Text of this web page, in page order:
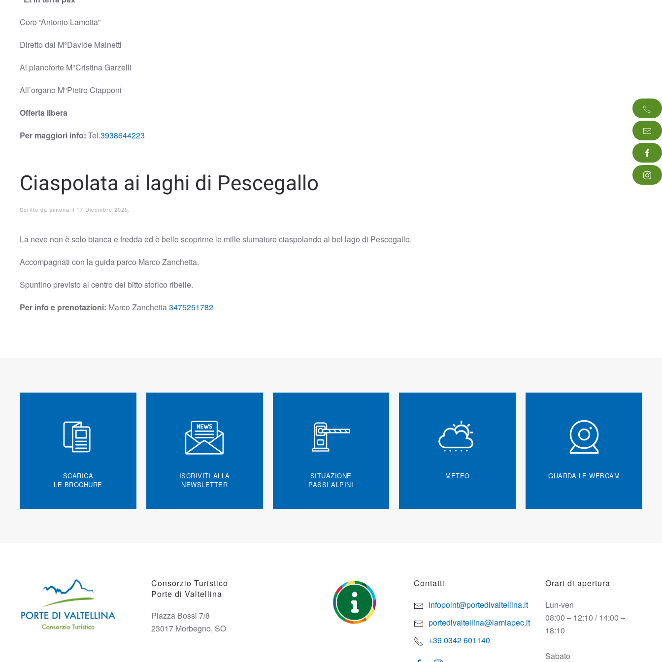
Coro “Antonio Lamotta”
Diretto dal M°Davide Mainetti
Al pianoforte M°Cristina Garzelli
All’organo M°Pietro Ciapponi
Offerta libera
Per maggiori info: Tel.3938644223
Ciaspolata ai laghi di Pescegallo
Scritto da simona il 17 Dicembre 2025
La neve non è solo bianca e fredda ed è bello scoprirne le mille sfumature ciaspolando al bel lago di Pescegallo.
Accompagnati con la guida parco Marco Zanchetta.
Spuntino previsto al centro del bitto storico ribelle.
Per info e prenotazioni: Marco Zanchetta3475251782
SCARICA
LE BROCHURE
ISCRIVITI ALLA
NEWSLETTER
SITUAZIONE
PASSI ALPINI
METEO GUARDA LE WEBCAM
Consorzio Turistico
Porte di Valtellina
Piazza Bossi 7/8
23017 Morbegno, SO
Contatti
infopoint@portedivaltellina.it
portedivaltellina@lamiapec.it
+39 0342 601140
Orari di apertura
Lun-ven
08:00 – 12:10 / 14:00 –
18:10
Sabato